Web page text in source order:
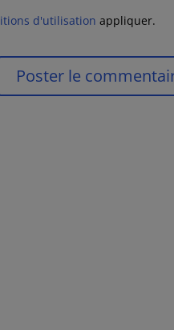
d'utilisation appliquer.